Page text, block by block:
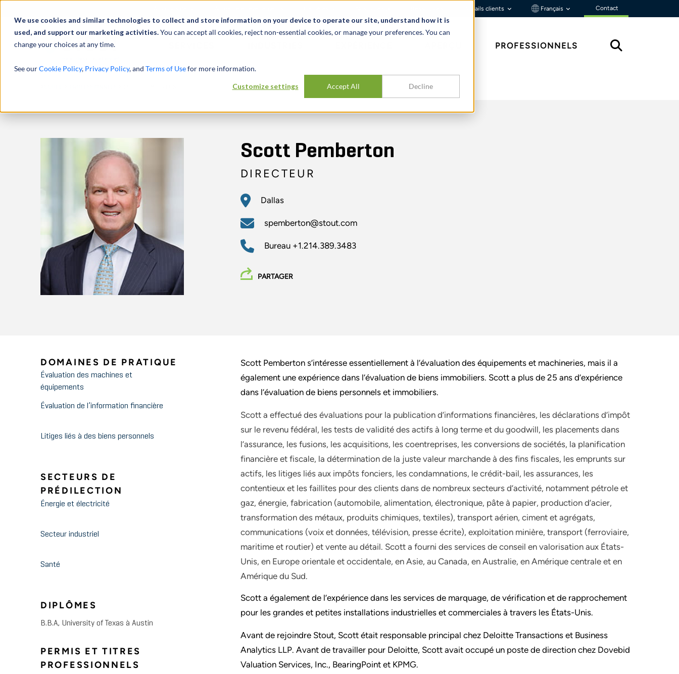
We use cookies and similar technologies to collect and store information on your device to operate our site, understand how it is
used, and support our marketing activities.You can accept all cookies, reject non-essential cookies, or manage your preferences. You can
change your choices at any time.
See ourCookie Policy, Privacy Policy, and Terms of Usefor more information.
Customize settings Accept All Decline
Portails clients Français Contact
PROFESSIONNELS
Scott Pemberton
DIRECTEUR
Dallas
spemberton@stout.com
Bureau +1.214.389.3483
PARTAGER
Scott Pemberton s’intéresse essentiellement à l’évaluation des équipements et machineries, mais il a
également une expérience dans l’évaluation de biens immobiliers. Scott a plus de 25 ans d’expérience
dans l’évaluation de biens personnels et immobiliers.
Scott a effectué des évaluations pour la publication d’informations financières, les déclarations d’impôt
sur le revenu fédéral, les tests de validité des actifs à long terme et du goodwill, les placements dans
l’assurance, les fusions, les acquisitions, les coentreprises, les conversions de sociétés, la planification
financière et fiscale, la détermination de la juste valeur marchande à des fins fiscales, les emprunts sur
actifs, les litiges liés aux impôts fonciers, les condamnations, le crédit-bail, les assurances, les
contentieux et les faillites pour des clients dans de nombreux secteurs d’activité, notamment pétrole et
gaz, énergie, fabrication (automobile, alimentation, électronique, pâte à papier, production d’acier,
transformation des métaux, produits chimiques, textiles), transport aérien, ciment et agrégats,
communications (voix et données, télévision, presse écrite), exploitation minière, transport (ferroviaire,
maritime et routier) et vente au détail. Scott a fourni des services de conseil en valorisation aux États-
Unis, en Europe orientale et occidentale, en Asie, au Canada, en Australie, en Amérique centrale et en
Amérique du Sud.
Scott a également de l’expérience dans les services de marquage, de vérification et de rapprochement
pour les grandes et petites installations industrielles et commerciales à travers les États-Unis.
Avant de rejoindre Stout, Scott était responsable principal chez Deloitte Transactions et Business
Analytics LLP. Avant de travailler pour Deloitte, Scott avait occupé un poste de direction chez Dovebid
Valuation Services, Inc., BearingPoint et KPMG.
DOMAINES DE PRATIQUE
Évaluation des machines et
équipements
Évaluation de l’information financière
Litiges liés à des biens personnels
SECTEURS DE
PRÉDILECTION
Énergie et électricité
Secteur industriel
Santé
DIPLÔMES
B.B.A, University of Texas à Austin
PERMIS ET TITRES
PROFESSIONNELS